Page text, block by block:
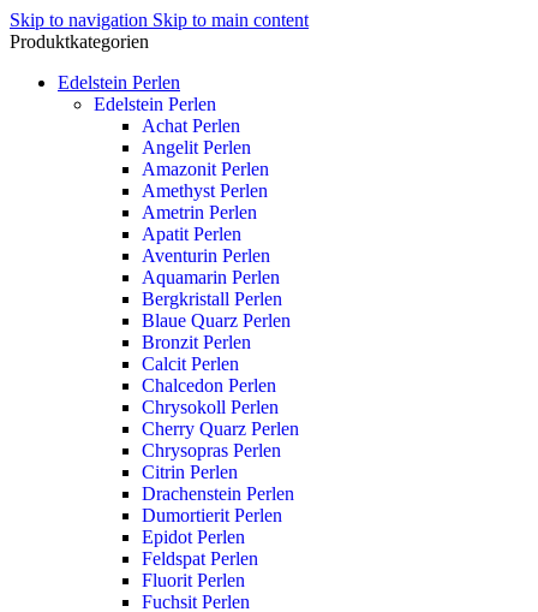
Skip to navigation Skip to main content
Produktkategorien
Edelstein Perlen
Edelstein Perlen
Achat Perlen
Angelit Perlen
Amazonit Perlen
Amethyst Perlen
Ametrin Perlen
Apatit Perlen
Aventurin Perlen
Aquamarin Perlen
Bergkristall Perlen
Blaue Quarz Perlen
Bronzit Perlen
Calcit Perlen
Chalcedon Perlen
Chrysokoll Perlen
Cherry Quarz Perlen
Chrysopras Perlen
Citrin Perlen
Drachenstein Perlen
Dumortierit Perlen
Epidot Perlen
Feldspat Perlen
Fluorit Perlen
Fuchsit Perlen